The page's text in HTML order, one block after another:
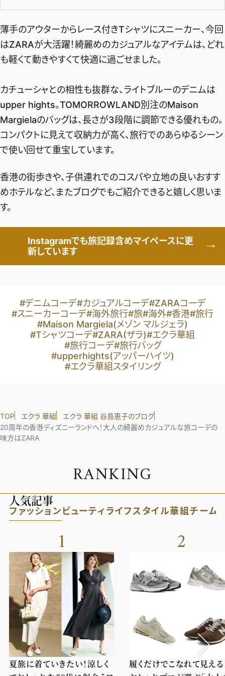
薄手のアウターからレース付きTシャツにスニーカー、今回
はZARAが大活躍！綺麗めのカジュアルなアイテムは、どれ
も軽くて動きやすくて快適に過ごせました。
カチューシャとの相性も抜群な、ライトブルーのデニムは
upper hights。TOMORROWLAND別注のMaison
Margielaのバッグは、長さが3段階に調節できる優れもの。
コンパクトに見えて収納力が高く、旅行でのあらゆるシーン
で使い回せて重宝しています。
香港の街歩きや、子供連れでのコスパや立地の良いおすす
めホテルなど、またブログでもご紹介できると嬉しく思いま
す。
Instagramでも旅記録含めマイペースに更
新しています
#デニムコーデ#カジュアルコーデ#ZARAコーデ
#スニーカーコーデ#海外旅行#旅#海外#香港#旅行
#Maison Margiela(メゾン マルジェラ)
#Tシャツコーデ#ZARA(ザラ)#エクラ華組
#旅行コーデ#旅行バッグ
#upperhights(アッパーハイツ)
#エクラ華組スタイリング
TOP エクラ 華組
エクラ 華組 谷島恵子のブログ
20周年の香港ディズニーランドへ！大人の綺麗めカジュアルな旅コーデの
味方はZARA
RANKING
人気記事
ファッション ビューティライフスタイル華組チーム
1
夏旅に着ていきたい！涼しく
2
履くだけでこなれて見える